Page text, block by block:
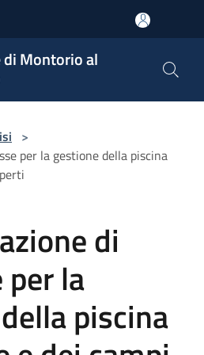
di Montorio al
>
per la gestione della piscina
di
la
piscina